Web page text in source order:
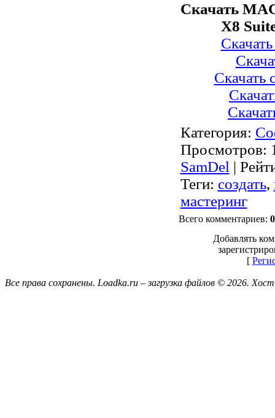
Скачать
X8
Скачать
Категория:
Просмотров:
SamDel|
Теги: создать,
мастеринг
Всего комментариев: 0
Добавлять
[
Все права сохранены. Loadka.ru – загрузка файлов © 2026.